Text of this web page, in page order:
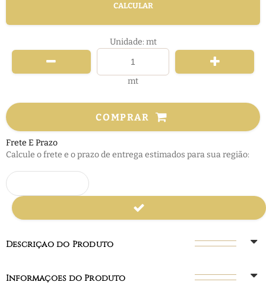
CALCULAR
Unidade: mt
mt
COMPRAR
Frete E Prazo
Calcule o frete e o prazo de entrega estimados para sua região:
Descrição do Produto
Informações do Produto